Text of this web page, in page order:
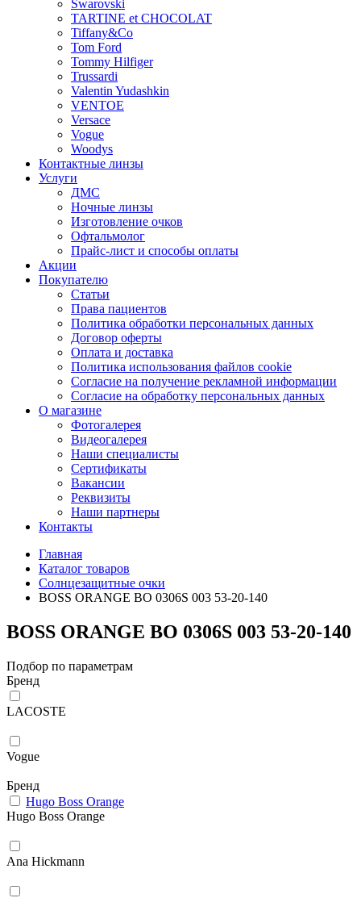
Swarovski
TARTINE et CHOCOLAT
Tiffany&Co
Tom Ford
Tommy Hilfiger
Trussardi
Valentin Yudashkin
VENTOE
Versace
Vogue
Woodys
Контактные линзы
Услуги
ДМС
Ночные линзы
Изготовление очков
Офтальмолог
Прайс-лист и способы оплаты
Акции
Покупателю
Статьи
Права пациентов
Политика обработки персональных данных
Договор оферты
Оплата и доставка
Политика использования файлов cookie
Согласие на получение рекламной информации
Согласие на обработку персональных данных
О магазине
Фотогалерея
Видеогалерея
Наши специалисты
Сертификаты
Вакансии
Реквизиты
Наши партнеры
Контакты
Главная
Каталог товаров
Солнцезащитные очки
BOSS ORANGE BO 0306S 003 53-20-140
BOSS ORANGE BO 0306S 003 53-20-140
Подбор по параметрам
Бренд
LACOSTE
Vogue
Бренд
Hugo Boss Orange
Hugo Boss Orange
Ana Hickmann